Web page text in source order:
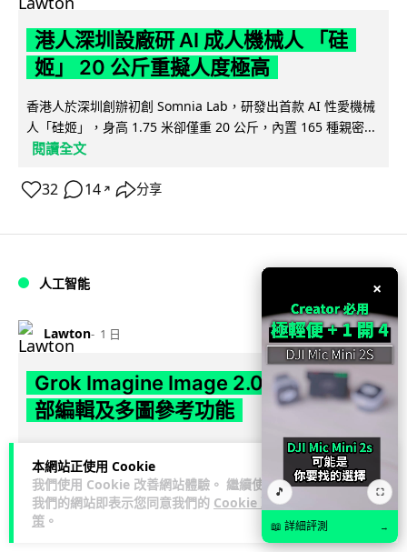
本網站正使用 Cookie
我們使用 Cookie 改善網站體驗。 繼續使用
我們的網站即表示您同意我們的 Cookie 政
策 。
港人深圳設廠研 AI 成人機械人 「硅
姬」 20 公斤重擬人度極高
香港人於深圳創辦初創 Somnia Lab，研發出首款 AI 性愛機械
人「硅姬」，身高 1.75 米卻僅重 20 公斤，內置 165 種親密...
閱讀全文
32 14 ↗ 分享
人工智能
Lawton 1 日
Grok Imagine Image 2.0 推出 主打局
部編輯及多圖參考功能
Elon Musk 旗下 xAI 以 SpaceXAI 名義推出 Grok Imagine
Image 2.0 模型，強化 AI 繪圖及編輯...
閱讀全文
14 分享
×
🎵 ⛶
📖 詳細評測 →